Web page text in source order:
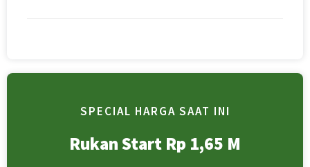
SPECIAL HARGA SAAT INI
Rukan Start Rp 1,65 M